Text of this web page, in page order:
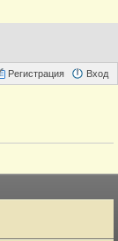
Вход
Регистрация